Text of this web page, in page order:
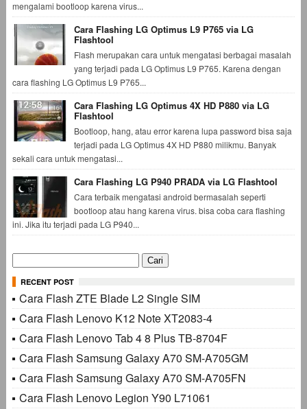
mengalami bootloop karena virus...
Cara Flashing LG Optimus L9 P765 via LG
Flashtool
Flash merupakan cara untuk mengatasi berbagai masalah
yang terjadi pada LG Optimus L9 P765. Karena dengan
cara flashing LG Optimus L9 P765...
Cara Flashing LG Optimus 4X HD P880 via LG
Flashtool
Bootloop, hang, atau error karena lupa password bisa saja
terjadi pada LG Optimus 4X HD P880 milikmu. Banyak
sekali cara untuk mengatasi...
Cara Flashing LG P940 PRADA via LG Flashtool
Cara terbaik mengatasi android bermasalah seperti
bootloop atau hang karena virus. bisa coba cara flashing
ini. Jika itu terjadi pada LG P940...
Cari
untuk:
RECENT POST
Cara Flash ZTE Blade L2 Single SIM
Cara Flash Lenovo K12 Note XT2083-4
Cara Flash Lenovo Tab 4 8 Plus TB-8704F
Cara Flash Samsung Galaxy A70 SM-A705GM
Cara Flash Samsung Galaxy A70 SM-A705FN
Cara Flash Lenovo Legion Y90 L71061